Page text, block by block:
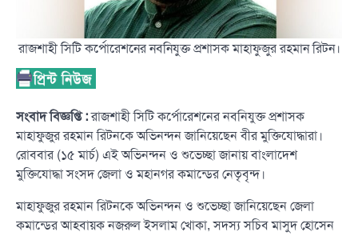
রাজশাহী সিটি কর্পোরেশনের নবনিযুক্ত প্রশাসক মাহাফুজুর রহমান রিটন।
সংবাদ বিজ্ঞপ্তি :রাজশাহী সিটি কর্পোরেশনের নবনিযুক্ত প্রশাসক
মাহাফুজুর রহমান রিটনকে অভিনন্দন জানিয়েছেন বীর মুক্তিযোদ্ধারা।
রোববার (১৫ মার্চ) এই অভিনন্দন ও শুভেচ্ছা জানায় বাংলাদেশ
মুক্তিযোদ্ধা সংসদ জেলা ও মহানগর কমান্ডের নেতৃবৃন্দ।
মাহাফুজুর রহমান রিটনকে অভিনন্দন ও শুভেচ্ছা জানিয়েছেন জেলা
কমান্ডের আহবায়ক নজরুল ইসলাম খোকা, সদস্য সচিব মাসুদ হোসেন